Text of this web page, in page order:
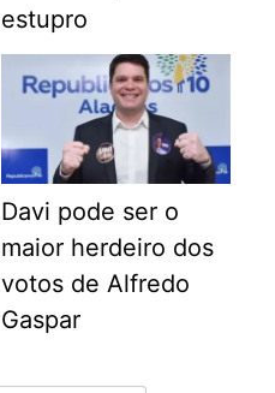
estupro
Davi pode ser o
maior herdeiro dos
votos de Alfredo
Gaspar